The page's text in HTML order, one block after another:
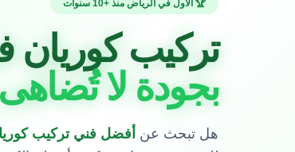
🏆 الأول في الرياض منذ +10 سنوات
تركيب كوريان
بجودة لا تُضاهى
هل تبحث عن أفضل فني تركيب